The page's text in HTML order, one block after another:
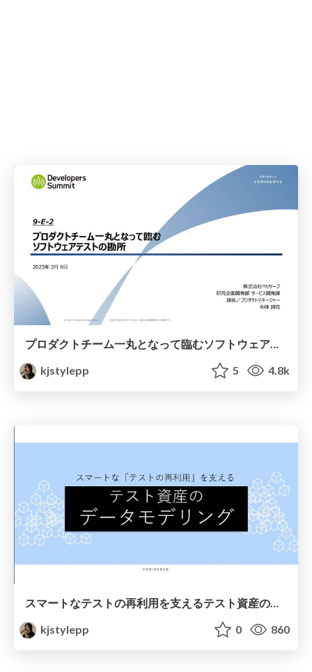
kjstylepp
5 4.8k
スマートなテストの再利用を支えるテスト資産のデータモデリング #QualityForward
kjstylepp
0 860